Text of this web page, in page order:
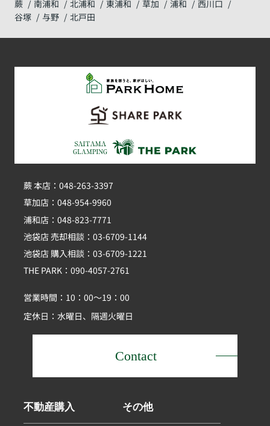
蕨
南浦和 北浦和 東浦和 草加 浦和
西川口
谷塚
与野 北戸田
蕨 本店：048-263-3397
草加店：048-954-9960
浦和店：048-823-7771
池袋店 売却相談：03-6709-1144
池袋店 購入相談：03-6709-1221
THE PARK：090-4057-2761
営業時間：10：00～19：00
定休日：水曜日、隔週火曜日
Contact
不動産購入 その他